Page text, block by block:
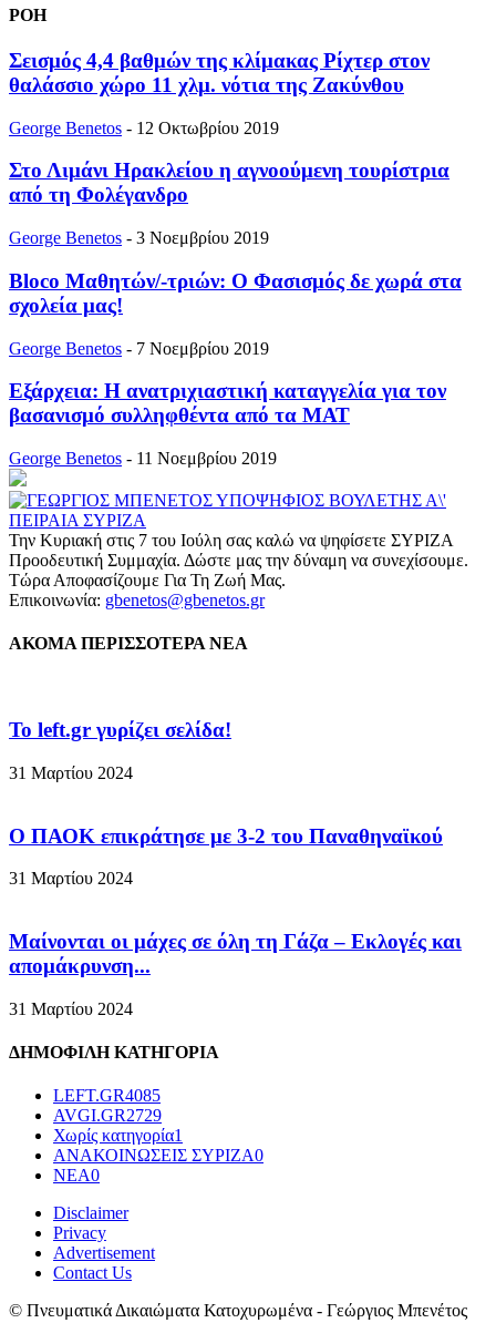
ΡΟΗ
Σεισμός 4,4 βαθμών της κλίμακας Ρίχτερ στον
θαλάσσιο χώρο 11 χλμ. νότια της Ζακύνθου
George Benetos - 12 Οκτωβρίου 2019
Στο Λιμάνι Ηρακλείου η αγνοούμενη τουρίστρια
από τη Φολέγανδρο
George Benetos - 3 Νοεμβρίου 2019
Bloco Μαθητών/-τριών: Ο Φασισμός δε χωρά στα
σχολεία μας!
George Benetos - 7 Νοεμβρίου 2019
Εξάρχεια: Η ανατριχιαστική καταγγελία για τον
βασανισμό συλληφθέντα από τα ΜΑΤ
George Benetos - 11 Νοεμβρίου 2019
Την Κυριακή στις 7 του Ιούλη σας καλώ να ψηφίσετε ΣΥΡΙΖΑ
Προοδευτική Συμμαχία. Δώστε μας την δύναμη να συνεχίσουμε.
Τώρα Αποφασίζουμε Για Τη Ζωή Μας.
Επικοινωνία: gbenetos@gbenetos.gr
ΑΚΟΜΑ ΠΕΡΙΣΣΟΤΕΡΑ ΝΕΑ
To left.gr γυρίζει σελίδα!
31 Μαρτίου 2024
Ο ΠΑΟΚ επικράτησε με 3-2 του Παναθηναϊκού
31 Μαρτίου 2024
Μαίνονται οι μάχες σε όλη τη Γάζα – Eκλογές και
απομάκρυνση...
31 Μαρτίου 2024
ΔΗΜΟΦΙΛΗ ΚΑΤΗΓΟΡΙΑ
LEFT.GR4085
AVGI.GR2729
Χωρίς κατηγορία1
ΑΝΑΚΟΙΝΩΣΕΙΣ ΣΥΡΙΖΑ0
ΝΕΑ0
Disclaimer
Privacy
Advertisement
Contact Us
© Πνευματικά Δικαιώματα Κατοχυρωμένα - Γεώργιος Μπενέτος